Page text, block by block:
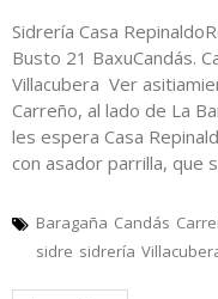
Sidrería Casa
Busto 21 BaxuCandás.
Villacubera Ver
Carreño, al lado de La
les espera Casa
con asador parrilla, que
Baragaña Candás
sidre sidrería